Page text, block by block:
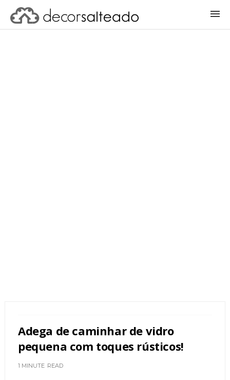
Adega de caminhar de vidro
pequena com toques rústicos!
1 MINUTE READ